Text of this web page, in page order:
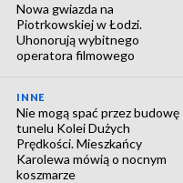
Nowa gwiazda na
Piotrkowskiej w Łodzi.
Uhonorują wybitnego
operatora filmowego
INNE
Nie mogą spać przez budowę
tunelu Kolei Dużych
Prędkości. Mieszkańcy
Karolewa mówią o nocnym
koszmarze